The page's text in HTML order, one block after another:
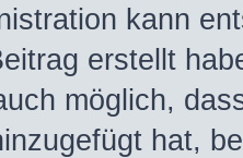
kann
erstellt
möglich,
hat,